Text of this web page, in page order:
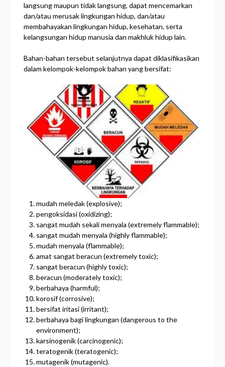
langsung maupun tidak langsung, dapat mencemarkan
dan/atau merusak lingkungan hidup, dan/atau
membahayakan lingkungan hidup, kesehatan, serta
kelangsungan hidup manusia dan makhluk hidup lain.
Bahan-bahan tersebut selanjutnya dapat diklasifikasikan
dalam kelompok-kelompok bahan yang bersifat:
mudah meledak (explosive);
pengoksidasi (oxidizing);
sangat mudah sekali menyala (extremely flammable);
sangat mudah menyala (highly flammable);
mudah menyala (flammable);
amat sangat beracun (extremely toxic);
sangat beracun (highly toxic);
beracun (moderately toxic);
berbahaya (harmful);
korosif (corrosive);
bersifat iritasi (irritant);
berbahaya bagi lingkungan (dangerous to the
environment);
karsinogenik (carcinogenic);
teratogenik (teratogenic);
mutagenik (mutagenic).